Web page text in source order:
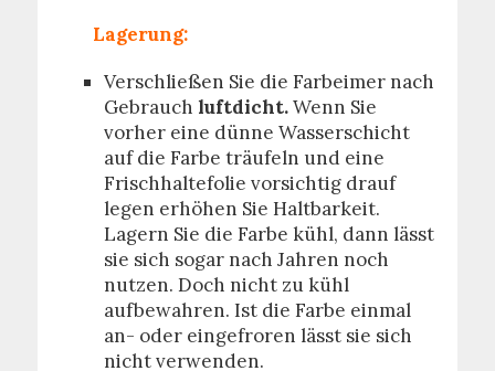
Lagerung:
Verschließen Sie die Farbeimer nach
Gebrauch luftdicht.Wenn Sie
vorher eine dünne Wasserschicht
auf die Farbe träufeln und eine
Frischhaltefolie vorsichtig drauf
legen erhöhen Sie Haltbarkeit.
Lagern Sie die Farbe kühl, dann lässt
sie sich sogar nach Jahren noch
nutzen. Doch nicht zu kühl
aufbewahren. Ist die Farbe einmal
an- oder eingefroren lässt sie sich
nicht verwenden.